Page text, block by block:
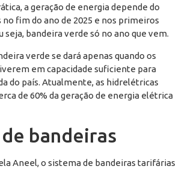
a geração de energia depende do
no fim do ano de 2025 e nos primeiros
seja, bandeira verde só no ano que vem.
verde se dará apenas quando os
em capacidade suficiente para
do país. Atualmente, as hidrelétricas
de 60% da geração de energia elétrica
bandeiras
Aneel, o sistema de bandeiras tarifárias